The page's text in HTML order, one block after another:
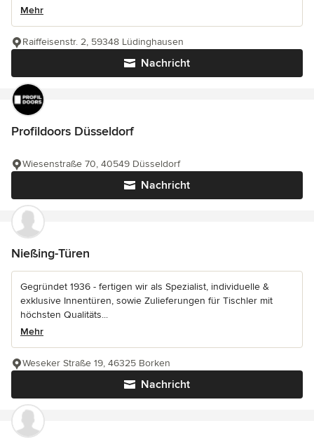
Mehr
Nachricht
Raiffeisenstr. 2, 59348 Lüdinghausen
Profildoors Düsseldorf
Nachricht
Wiesenstraße 70, 40549 Düsseldorf
Nießing-Türen
Gegründet 1936 - fertigen wir als Spezialist, individuelle &
exklusive Innentüren, sowie Zulieferungen für Tischler mit
höchsten Qualitäts...
Mehr
Nachricht
Weseker Straße 19, 46325 Borken